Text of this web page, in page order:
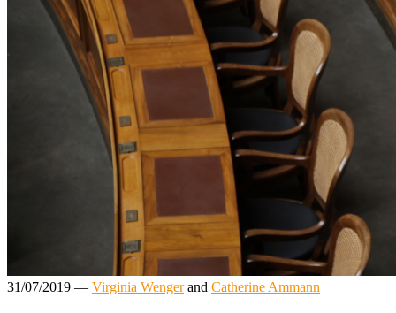
31/07/2019 — Virginia Wengerand Catherine Ammann